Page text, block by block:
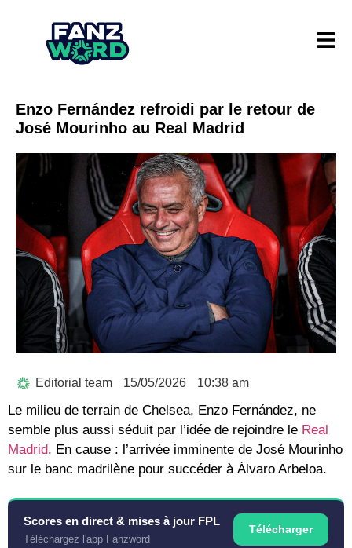
Enzo Fernández refroidi par le retour de
José Mourinho au Real Madrid
Editorial team 15/05/2026 10:38 am
Le milieu de terrain de Chelsea, Enzo Fernández, ne
semble plus aussi séduit par l’idée de rejoindre le Real
Madrid. En cause : l’arrivée imminente de José Mourinho
sur le banc madrilène pour succéder à Álvaro Arbeloa.
Scores en direct & mises à jour FPL
Téléchargez l'app Fanzword
Télécharger